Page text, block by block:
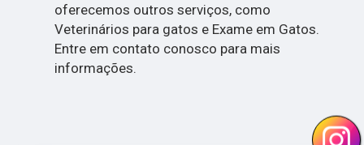
oferecemos outros serviços, como
Veterinários para gatos e Exame em Gatos.
Entre em contato conosco para mais
informações.